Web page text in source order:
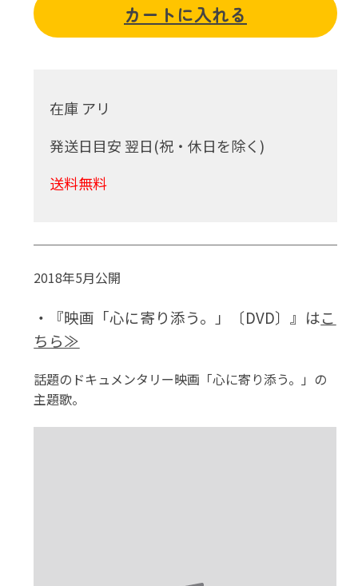
カートに入れる
在庫 アリ
発送日目安 翌日(祝・休日を除く)
送料無料
2018年5月公開
・『映画「心に寄り添う。」〔DVD〕』はこ
ちら≫
話題のドキュメンタリー映画「心に寄り添う。」の
主題歌。